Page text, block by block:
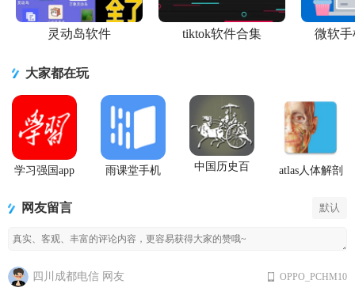
灵动岛软件 tiktok软件合集 微软手
大家都在玩
学习强国app
雨课堂手机
中国历史百
atlas人体解剖
网友留言 默认
四川成都电信 网友 OPPO_PCHM10